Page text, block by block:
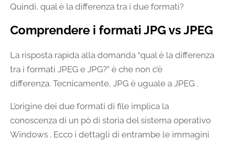
Quindi, qual è la differenza tra i due formati?
Comprendere i formati JPG vs JPEG
La risposta rapida alla domanda “qual è la differenza
tra i formati JPEG e JPG?” è che non c’è
differenza. Tecnicamente, JPG è uguale a JPEG .
L’origine dei due formati di file implica la
conoscenza di un pò di storia del sistema operativo
Windows . Ecco i dettagli di entrambe le immagini